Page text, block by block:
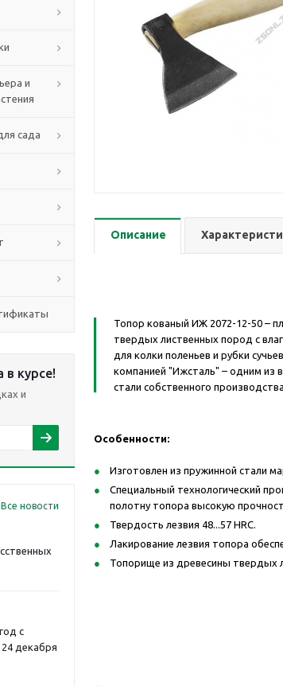
и
сада
в курсе!
и
Все новости
с
декабря
Описание
Топор кованый ИЖ 2072-12-50 –
твердых лиственных пород с
для колки поленьев и рубки
компанией "Ижсталь" – одним из
стали собственного
Особенности:
Изготовлен из пружинной стали
Специальный технологический
полотну топора высокую
Твердость лезвия 48...57 HRC.
Лакирование лезвия топора
Топорище из древесины твердых